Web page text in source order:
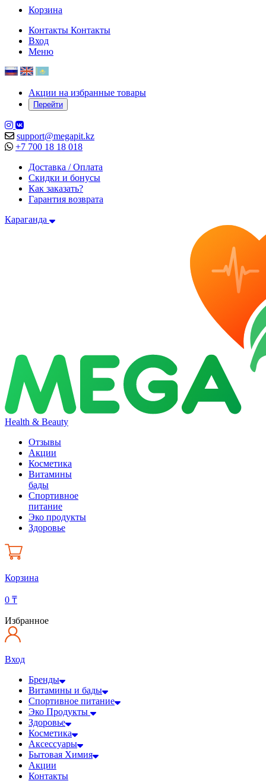
Корзина
Контакты Контакты
Вход
Меню
Акции на избранные товары
Перейти
support@megapit.kz
+7 700 18 18 018
Доставка / Оплата
Скидки и бонусы
Как заказать?
Гарантия возврата
Караганда
Health & Beauty
Отзывы
Акции
Косметика
Витамины
бады
Спортивное
питание
Эко продукты
Здоровье
Корзина
0 ₸
Избранное
Вход
Бренды
Витамины и бады
Спортивное питание
Эко Продукты
Здоровье
Косметика
Аксессуары
Бытовая Химия
Акции
Контакты